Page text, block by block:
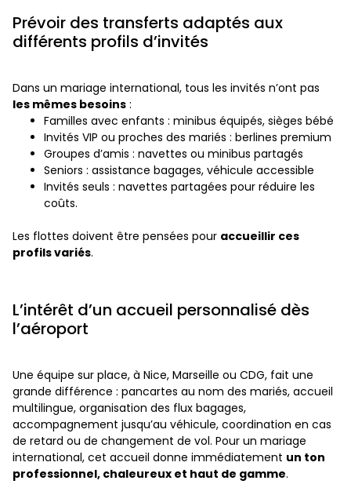
Prévoir des transferts adaptés aux
différents profils d’invités
Dans un mariage international, tous les invités n’ont pas
les mêmes besoins :
Familles avec enfants : minibus équipés, sièges bébé
Invités VIP ou proches des mariés : berlines premium
Groupes d’amis : navettes ou minibus partagés
Seniors : assistance bagages, véhicule accessible
Invités seuls : navettes partagées pour réduire les
coûts.
Les flottes doivent être pensées pour accueillir ces
profils variés.
L’intérêt d’un accueil personnalisé dès
l’aéroport
Une équipe sur place, à Nice, Marseille ou CDG, fait une
grande différence : pancartes au nom des mariés, accueil
multilingue, organisation des flux bagages,
accompagnement jusqu’au véhicule, coordination en cas
de retard ou de changement de vol. Pour un mariage
international, cet accueil donne immédiatement un ton
professionnel, chaleureux et haut de gamme.